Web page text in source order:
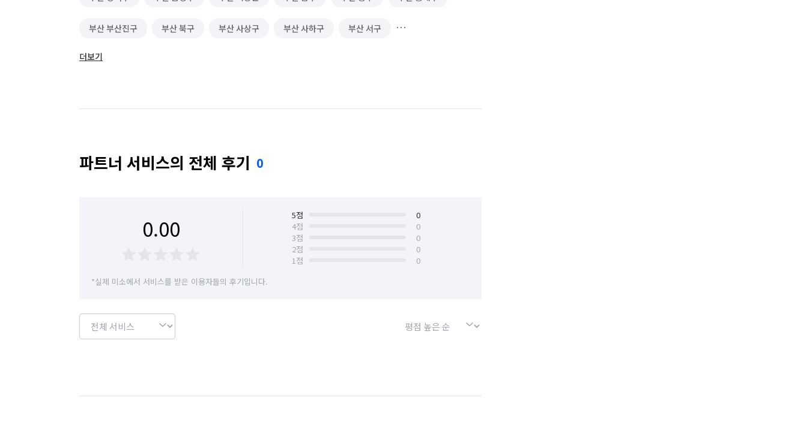
부산 부산진구 부산 북구 부산 사상구 부산 사하구 부산 서구
부산 수영구
더보기
파트너 서비스의 전체 후기 0
0.00 5점
0
4점
0
3점
0
2점
0
1점
0
*실제 미소에서 서비스를 받은 이용자들의 후기입니다.